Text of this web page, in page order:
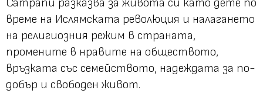
Сатрапи разказва за живота си като дете по
време на Ислямската революция и налагането
на религиозния режим в страната,
промените в нравите на обществото,
връзката със семейството, надеждата за по-
добър и свободен живот.